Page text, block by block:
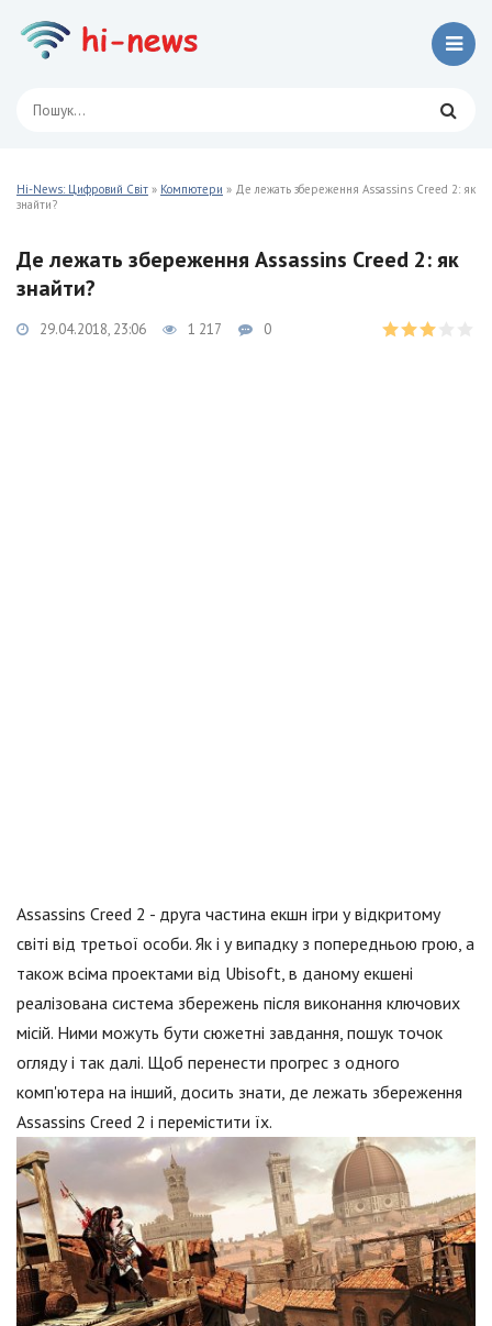
Hi-News: Цифровий Світ » Компютери » Де лежать збереження Assassins Creed 2: як
знайти?
Де лежать збереження Assassins Creed 2: як
знайти?
29.04.2018, 23:06 1 217 0
Assassins Creed 2 - друга частина екшн ігри у відкритому
світі від третьої особи. Як і у випадку з попередньою грою, а
також всіма проектами від Ubisoft, в даному екшені
реалізована система збережень після виконання ключових
місій. Ними можуть бути сюжетні завдання, пошук точок
огляду і так далі. Щоб перенести прогрес з одного
комп'ютера на інший, досить знати, де лежать збереження
Assassins Creed 2 і перемістити їх.